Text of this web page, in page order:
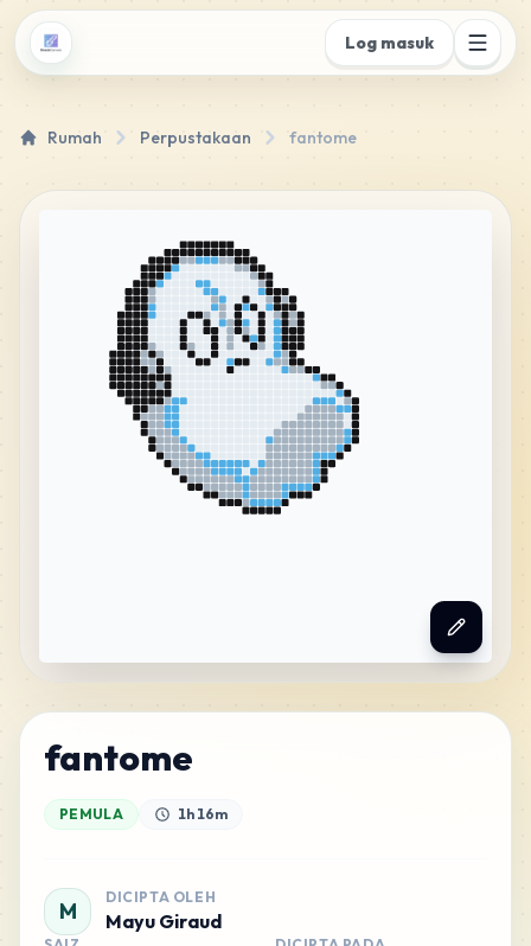
Log masuk
Rumah Perpustakaan fantome
fantome
PEMULA 1h 16m
M
DICIPTA OLEH
Mayu Giraud